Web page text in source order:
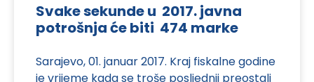
Svake sekunde u 2017. javna
potrošnja će biti 474 marke
Sarajevo, 01. januar 2017. Kraj fiskalne godine
je vrijeme kada se troše posljednji preostali